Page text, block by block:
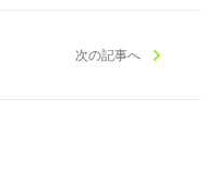
次の記事へ